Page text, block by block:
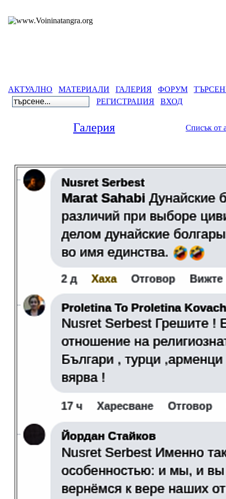
АКТУАЛНО МАТЕРИАЛИ ГАЛЕРИЯ ФОРУМ
РЕГИСТРАЦИЯ
ВХОД
Галерия Списък от албуми::
Спри